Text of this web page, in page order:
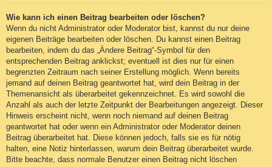
Wie kann ich einen Beitrag bearbeiten oder löschen?
Wenn du nicht Administrator oder Moderator bist, kannst du nur deine
eigenen Beiträge bearbeiten oder löschen. Du kannst einen Beitrag
bearbeiten, indem du das „Ändere Beitrag“-Symbol für den
entsprechenden Beitrag anklickst; eventuell ist dies nur für einen
begrenzten Zeitraum nach seiner Erstellung möglich. Wenn bereits
jemand auf deinen Beitrag geantwortet hat, wird dein Beitrag in der
Themenansicht als überarbeitet gekennzeichnet. Es wird sowohl die
Anzahl als auch der letzte Zeitpunkt der Bearbeitungen angezeigt. Dieser
Hinweis erscheint nicht, wenn noch niemand auf deinen Beitrag
geantwortet hat oder wenn ein Administrator oder Moderator deinen
Beitrag überarbeitet hat. Diese können jedoch, falls sie es für nötig
halten, eine Notiz hinterlassen, warum dein Beitrag überarbeitet wurde.
Bitte beachte, dass normale Benutzer einen Beitrag nicht löschen